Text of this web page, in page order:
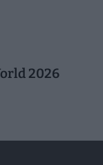
2026